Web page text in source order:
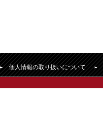
個人情報の取り扱いについて